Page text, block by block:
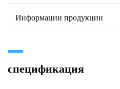
Информации продукции
спецификация